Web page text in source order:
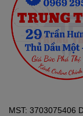
MST: 3703075406